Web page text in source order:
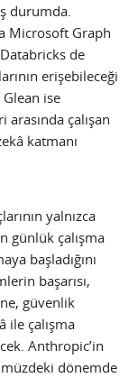
durumda.
Microsoft Graph
Databricks de
erişebileceği
ise
çalışan
katmanı
yalnızca
günlük çalışma
başladığını
başarısı,
güvenlik
ile çalışma
Anthropic’in
dönemde